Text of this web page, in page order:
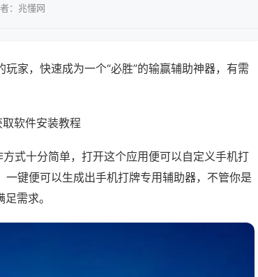
：兆懂网
家，快速成为一个“必胜”的输赢辅助神器，有需
软件安装教程
式十分简单，打开这个应用便可以自定义手机打
键便可以生成出手机打牌专用辅助器，不管你是
需求。